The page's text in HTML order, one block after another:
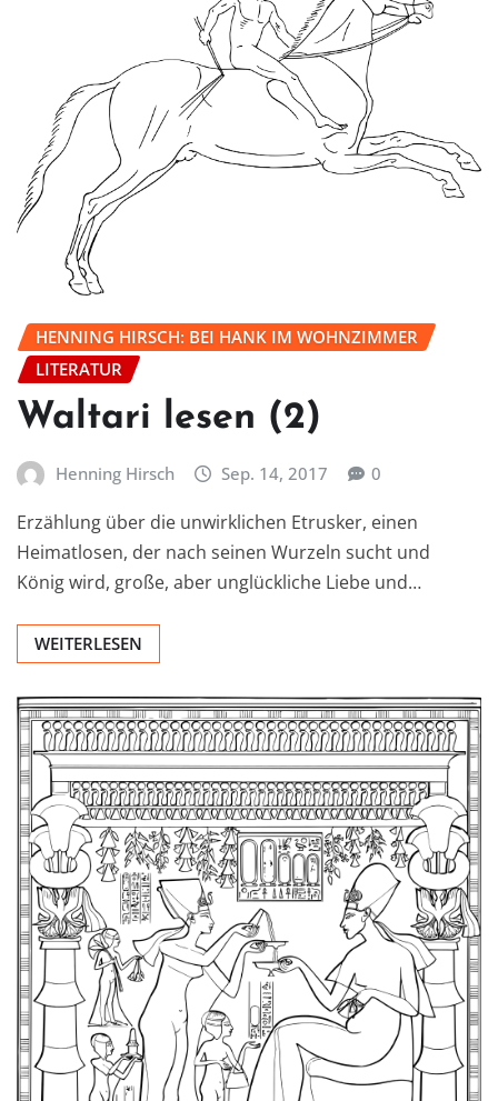
HENNING HIRSCH: BEI HANK IM WOHNZIMMER
LITERATUR
Waltari lesen (2)
Henning Hirsch Sep. 14, 2017 0
Erzählung über die unwirklichen Etrusker, einen
Heimatlosen, der nach seinen Wurzeln sucht und
König wird, große, aber unglückliche Liebe und…
WEITERLESEN